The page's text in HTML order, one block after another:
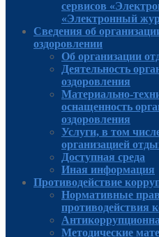
сервисов
«Электронный
Сведения об
оздоровлении
Об организации
Деятельность
оздоровления
Материально-
оснащенность
оздоровления
Услуги, в том
организацией
Доступная среда
Иная информация
Противодействие
Нормативные
противодействия
Методические